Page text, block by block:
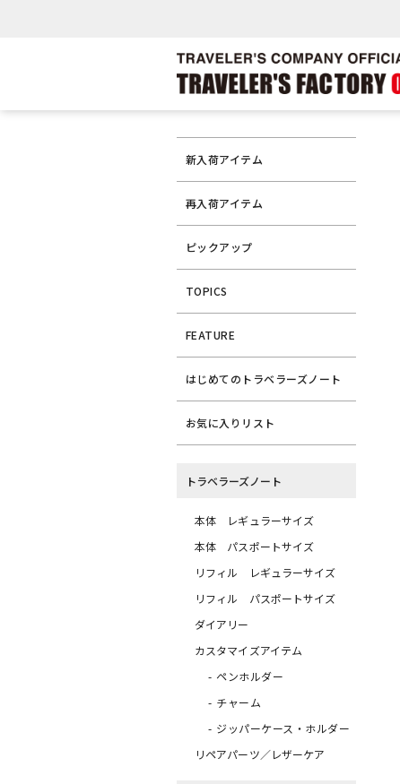
新入荷アイテム
再入荷アイテム
ピックアップ
TOPICS
FEATURE
はじめてのトラベラーズノート
お気に入りリスト
トラベラーズノート
本体 レギュラーサイズ
本体 パスポートサイズ
リフィル レギュラーサイズ
リフィル パスポートサイズ
ダイアリー
カスタマイズアイテム
ペンホルダー
チャーム
ジッパーケース・ホルダー
リペアパーツ／レザーケア